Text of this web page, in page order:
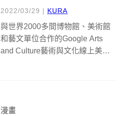
2022/03/29 | KURA
與世界2000多間博物館、美術館
和藝文單位合作的Google Arts
and Culture藝術與文化線上美術
O...
漫畫